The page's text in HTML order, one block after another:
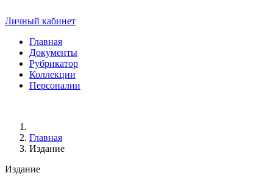
Личный кабинет
Главная
Документы
Рубрикатор
Коллекции
Персоналии
Главная
Издание
Издание